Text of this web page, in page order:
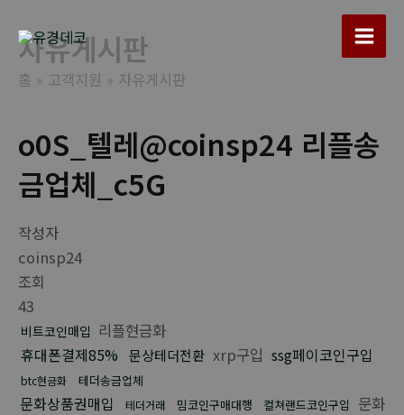
Main
자유게시판
홈 고객지원 자유게시판
o0S_텔레@coinsp24 리플송
금업체_c5G
작성자
coinsp24
조회
43
비트코인매입 리플현금화
휴대폰결제85%
문상테더전환 xrp구입 ssg페이코인구입
btc현금화 테더송금업체
문화상품권매입 테더거래 밈코인구매대행 컬쳐랜드코인구입
문화